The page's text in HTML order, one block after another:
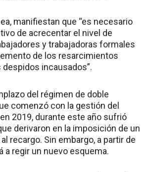
manifiestan que “es necesario
de acrecentar el nivel de
y trabajadoras formales
de los resarcimientos
incausados”.
del régimen de doble
comenzó con la gestión del
2019, durante este año sufrió
derivaron en la imposición de un
recargo. Sin embargo, a partir de
a regir un nuevo esquema.